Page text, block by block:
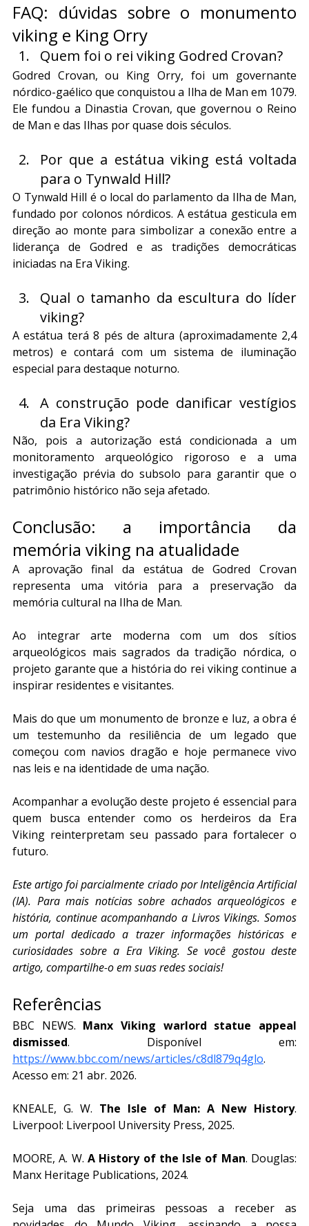
FAQ: dúvidas sobre o monumento
viking e King Orry
Quem foi o rei viking Godred Crovan?
Godred Crovan, ou King Orry, foi um governante
nórdico-gaélico que conquistou a Ilha de Man em 1079.
Ele fundou a Dinastia Crovan, que governou o Reino
de Man e das Ilhas por quase dois séculos.
Por que a estátua viking está voltada
para o Tynwald Hill?
O Tynwald Hill é o local do parlamento da Ilha de Man,
fundado por colonos nórdicos. A estátua gesticula em
direção ao monte para simbolizar a conexão entre a
liderança de Godred e as tradições democráticas
iniciadas na Era Viking.
Qual o tamanho da escultura do líder
viking?
A estátua terá 8 pés de altura (aproximadamente 2,4
metros) e contará com um sistema de iluminação
especial para destaque noturno.
A construção pode danificar vestígios
da Era Viking?
Não, pois a autorização está condicionada a um
monitoramento arqueológico rigoroso e a uma
investigação prévia do subsolo para garantir que o
patrimônio histórico não seja afetado.
Conclusão: a importância da
memória viking na atualidade
A aprovação final da estátua de Godred Crovan
representa uma vitória para a preservação da
memória cultural na Ilha de Man.
Ao integrar arte moderna com um dos sítios
arqueológicos mais sagrados da tradição nórdica, o
projeto garante que a história do rei viking continue a
inspirar residentes e visitantes.
Mais do que um monumento de bronze e luz, a obra é
um testemunho da resiliência de um legado que
começou com navios dragão e hoje permanece vivo
nas leis e na identidade de uma nação.
Acompanhar a evolução deste projeto é essencial para
quem busca entender como os herdeiros da Era
Viking reinterpretam seu passado para fortalecer o
futuro.
Este artigo foi parcialmente criado por Inteligência Artificial
(IA). Para mais notícias sobre achados arqueológicos e
história, continue acompanhando a Livros Vikings. Somos
um portal dedicado a trazer informações históricas e
curiosidades sobre a Era Viking. Se você gostou deste
artigo, compartilhe-o em suas redes sociais!
Referências
BBC NEWS. Manx Viking warlord statue appeal
dismissed
https://www.bbc.com/news/articles/c8dl879q4glo.
Acesso em: 21 abr. 2026.
KNEALE, G. W. The Isle of Man: A New History.
Liverpool: Liverpool University Press, 2025.
MOORE, A. W. A History of the Isle of Man. Douglas:
Manx Heritage Publications, 2024.
Seja uma das primeiras pessoas a receber as